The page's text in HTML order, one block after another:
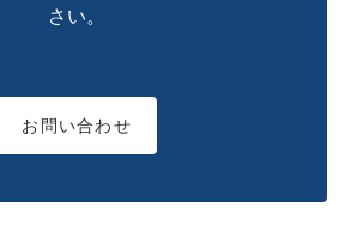
さい。
お問い合わせ